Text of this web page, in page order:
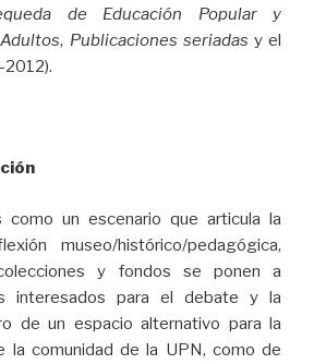
de Educación Popular y
, Publicaciones seriadas y el
como un escenario que articula la
museo/histórico/pedagógica,
y fondos se ponen a
interesados para el debate y la
de un espacio alternativo para la
la comunidad de la UPN, como de